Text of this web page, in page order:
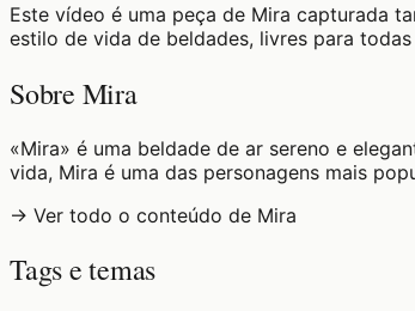
Este vídeo é uma peça de Mira capturada
estilo de vida de beldades, livres para todas
Sobre Mira
«Mira» é uma beldade de ar sereno e
vida, Mira é uma das personagens mais
→ Ver todo o conteúdo de Mira
Tags e temas